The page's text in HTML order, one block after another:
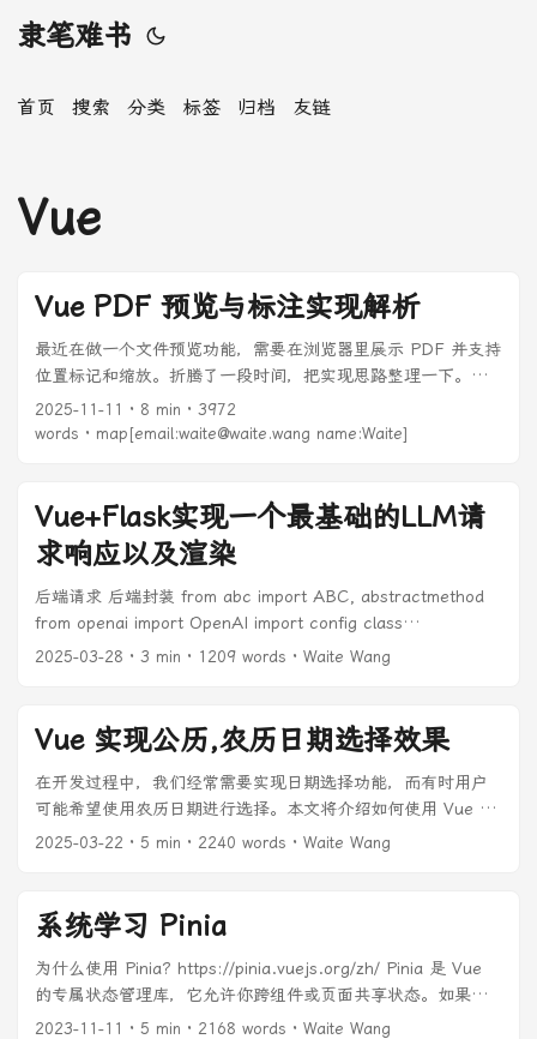
隶笔难书
首页 搜索 分类 标签 归档 友链
Vue
Vue PDF 预览与标注实现解析
最近在做一个文件预览功能，需要在浏览器里展示 PDF 并支持
位置标记和缩放。折腾了一段时间，把实现思路整理一下。
PDF 渲染 PDF 在浏览器里渲染，直接用 @tato30/vue-pdf 这
个库。它基于 pdf.js，用起来还算顺手。 ...
2025-11-11
· 8 min · 3972
words · map[email:waite@waite.wang name:Waite]
Vue+Flask实现一个最基础的LLM请
求响应以及渲染
后端请求 后端封装 from abc import ABC, abstractmethod
from openai import OpenAI import config class
BaseAIService(ABC): """AI服务的抽象基类"""
def process_stream_response(self, response): """处理流式
响应""" pass class HuoShanAIService(BaseAIService): """火
山引擎 AI 服务实现""" def __init__(self): self.config =
config.HUO_SHAN_COMPLETION_CONFIG self.client =
OpenAI( api_key=self.config["api_key"],
return self.client.chat.completions.create(
model=self.config["fast_llm"], messages=messages,
temperature=0.3, top_p=1, max_tokens=8192,
stream=True ) async def process_stream_response(self,
response): """处理流式响应""" reasoning_content = ""
2025-03-28 · 3 min · 1209 words · Waite Wang
Vue 实现公历,农历日期选择效果
在开发过程中，我们经常需要实现日期选择功能，而有时用户
可能希望使用农历日期进行选择。本文将介绍如何使用 Vue 实
现一个支持公历和农历选择的日期选择器。 ...
2025-03-22 · 5 min · 2240 words · Waite Wang
系统学习 Pinia
为什么使用 Pinia? https://pinia.vuejs.org/zh/ Pinia 是 Vue
的专属状态管理库，它允许你跨组件或页面共享状态。如果你
熟悉组合式 API 的话，你可能会认为可以通过一行简单的
2023-11-11 · 5 min · 2168 words · Waite Wang